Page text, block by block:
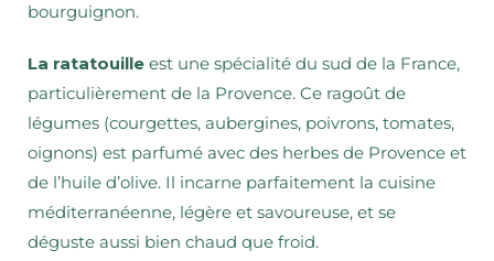
bourguignon.
La ratatouille est une spécialité du sud de la France,
particulièrement de la Provence. Ce ragoût de
légumes (courgettes, aubergines, poivrons, tomates,
oignons) est parfumé avec des herbes de Provence et
de l’huile d’olive. Il incarne parfaitement la cuisine
méditerranéenne, légère et savoureuse, et se
déguste aussi bien chaud que froid.